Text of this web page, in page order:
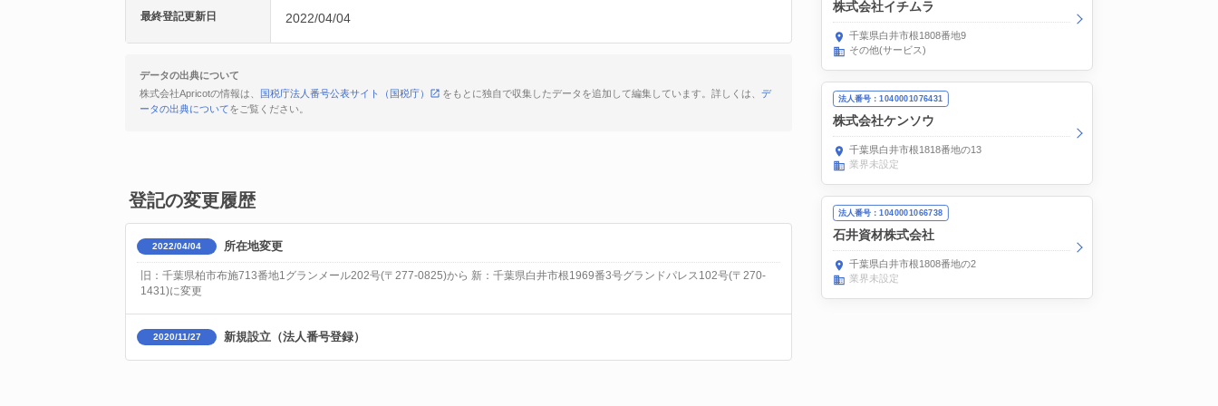
最終登記更新日 2022/04/04
データの出典について
株式会社Apricotの情報は、
国税庁法人番号公表サイト（国税庁） をもとに独自で収集したデータを追加して編集しています。詳しくは、 デ
ータの出典についてをご覧ください。
登記の変更履歴
2022/04/04 所在地変更
旧：千葉県柏市布施713番地1グランメール202号(〒277-0825)から 新：千葉県白井市根1969番3号グランドパレス102号(〒270-
1431)に変更
2020/11/27 新規設立（法人番号登録）
株式会社イチムラ
千葉県白井市根1808番地9
その他(サービス)
法人番号：1040001076431
株式会社ケンソウ
千葉県白井市根1818番地の13
業界未設定
法人番号：1040001066738
石井資材株式会社
千葉県白井市根1808番地の2
業界未設定